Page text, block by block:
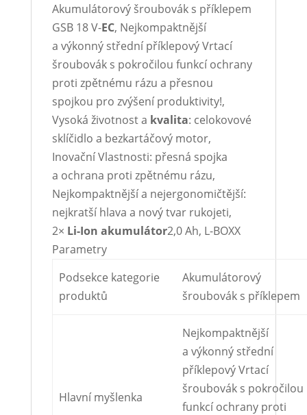
Akumulátorový šroubovák s příklepem
GSB 18 V-EC, Nejkompaktnější
a výkonný střední příklepový Vrtací
šroubovák s pokročilou funkcí ochrany
proti zpětnému rázu a přesnou
spojkou pro zvýšení produktivity!,
Vysoká životnost a kvalita: celokovové
sklíčidlo a bezkartáčový motor,
Inovační Vlastnosti: přesná spojka
a ochrana proti zpětnému rázu,
Nejkompaktnější a nejergonomičtější:
nejkratší hlava a nový tvar rukojeti,
2× Li-Ion akumulátor2,0 Ah, L-BOXX
Parametry
Podsekce kategorie
produktů
Akumulátorový
šroubovák s příklepem
Hlavní myšlenka
Nejkompaktnější
a výkonný střední
příklepový Vrtací
šroubovák s pokročilou
funkcí ochrany proti